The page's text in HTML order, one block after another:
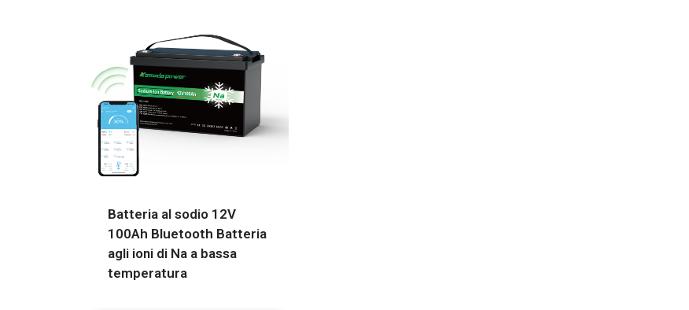
Batteria al sodio 12V
100Ah Bluetooth Batteria
agli ioni di Na a bassa
temperatura